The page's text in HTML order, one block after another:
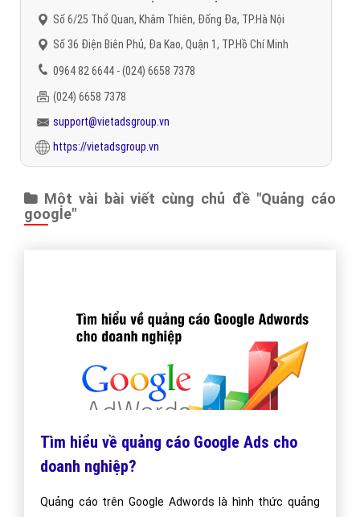
Số 6/25 Thổ Quan, Khâm Thiên, Đống Đa, TP.Hà Nội
Số 36 Điện Biên Phủ, Đa Kao, Quận 1, TP.Hồ Chí Minh
0964 82 6644 - (024) 6658 7378
(024) 6658 7378
support@vietadsgroup.vn
https://vietadsgroup.vn
Một vài bài viết cùng chủ đề "Quảng cáo
google"
Tìm hiểu về quảng cáo Google Ads cho
doanh nghiệp?
Quảng cáo trên Google Adwords là hình thức quảng